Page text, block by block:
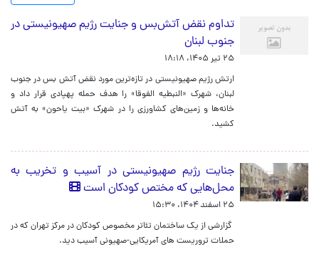
تداوم نقض آتش‌بس و جنایت رژیم صهیونیستی در
جنوب لبنان
۲۵ تیر ۱۴۰۵، ۱۸:۱۸
ارتش رژیم صهیونیستی در تازه‌ترین مورد نقض آتش بس در جنوب
لبنان، شهرک «النبطیه الفوقا» را هدف حمله پهپادی قرار داد و
خانه‌ها و زمین‌های کشاورزی را در شهرک «بیت یاحون» به آتش
کشید.
جنایت رژیم صهیونیستی در آسیب و تخریب به
محل‌هایی که مختص کودکان است
۲۵ اسفند ۱۴۰۴، ۱۵:۳۰
گزارشی از یک ساختمان تئاتر مخصوص کودکان در مرکز تهران که در
حملات تروریست های آمریکایی-صهیونی آسیب دید.